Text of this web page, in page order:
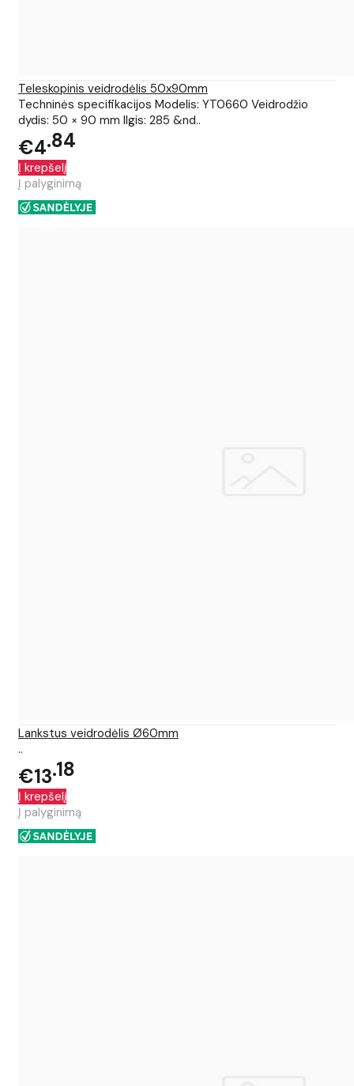
Teleskopinis veidrodėlis 50x90mm
Techninės specifikacijos Modelis: YT0660 Veidrodžio
dydis: 50 × 90 mm Ilgis: 285 &nd..
€4 84
Į krepšelį
Į palyginimą
Lankstus veidrodėlis Ø60mm
..
€13 18
Į krepšelį
Į palyginimą